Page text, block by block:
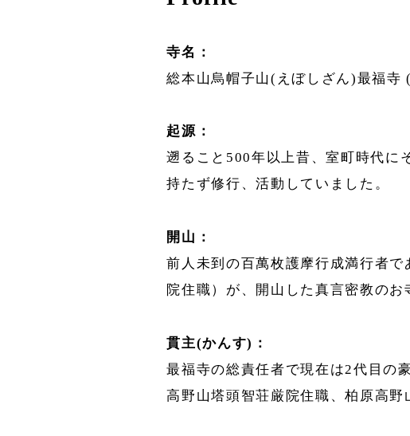
寺名：
総本山烏帽子山(えぼしざん)最福寺
起源：
遡ること500年以上昔、室町時代に
持たず修行、活動していました。
開山：
前人未到の百萬枚護摩行成満行者
院住職）が、開山した真言密教のお
貫主(かんす)：
最福寺の総責任者で現在は2代目の
高野山塔頭智荘厳院住職、柏原高野